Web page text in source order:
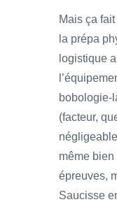
Mais ça
la prépa
logistique
bobologie-
(facteur,
même
épreuves,
Saucisse